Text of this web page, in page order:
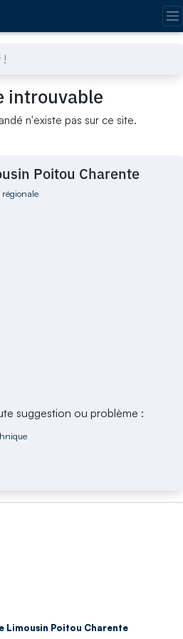
!
introuvable
n'existe pas sur ce site.
Poitou Charente
régionale
suggestion ou problème :
Limousin Poitou Charente